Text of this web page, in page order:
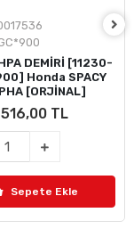
DEMİRİ [11230-
Honda SPACY
[ORJİNAL]
516,00 TL
Sepete Ekle